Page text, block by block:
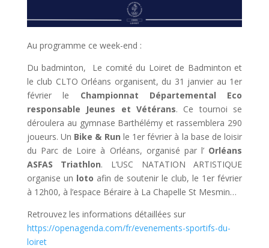
Au programme ce week-end :
Du badminton,
Le comité du Loiret de Badminton et
le club CLTO Orléans organisent, du 31 janvier au 1er
février le Championnat Départemental Eco
responsable Jeunes et Vétérans. Ce tournoi se
déroulera au gymnase Barthélémy et rassemblera 290
joueurs. Un Bike & Run le 1er février à la base de loisir
du Parc de Loire à Orléans, organisé par l’ Orléans
ASFAS Triathlon. L’USC NATATION ARTISTIQUE
organise un loto afin de soutenir le club, le 1er février
à 12h00, à l’espace Béraire à La Chapelle St Mesmin…
Retrouvez les informations détaillées sur
https://openagenda.com/fr/evenements-sportifs-du-
loiret